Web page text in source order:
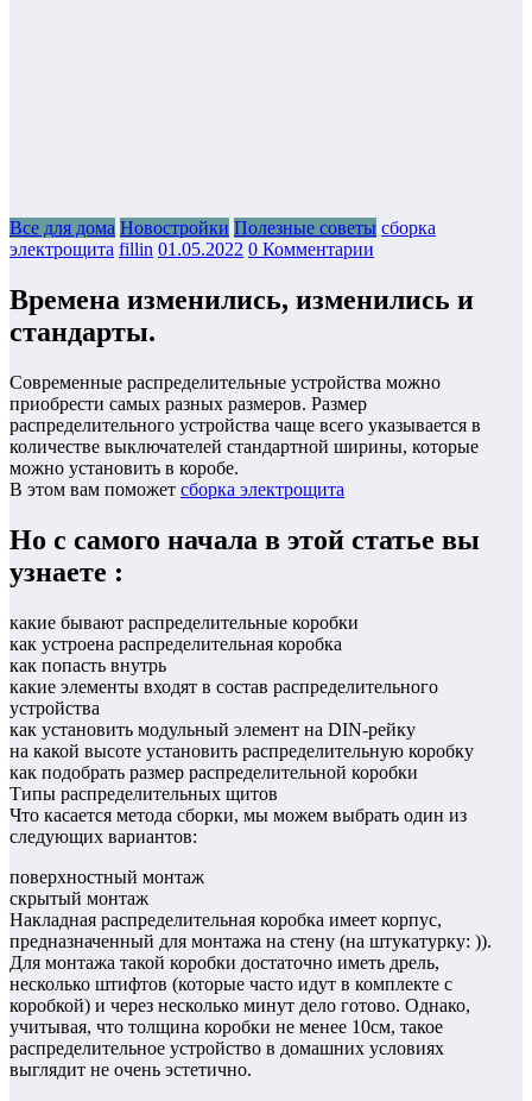
Все для дома Новостройки Полезные советы сборка
электрощита fillin 01.05.2022 0 Комментарии
Времена изменились, изменились и
стандарты.
Современные распределительные устройства можно
приобрести самых разных размеров. Размер
распределительного устройства чаще всего указывается в
количестве выключателей стандартной ширины, которые
можно установить в коробе.
В этом вам поможет сборка электрощита
Но с самого начала в этой статье вы
узнаете :
какие бывают распределительные коробки
как устроена распределительная коробка
как попасть внутрь
какие элементы входят в состав распределительного
устройства
как установить модульный элемент на DIN-рейку
на какой высоте установить распределительную коробку
как подобрать размер распределительной коробки
Типы распределительных щитов
Что касается метода сборки, мы можем выбрать один из
следующих вариантов:
поверхностный монтаж
скрытый монтаж
Накладная распределительная коробка имеет корпус,
предназначенный для монтажа на стену (на штукатурку: )).
Для монтажа такой коробки достаточно иметь дрель,
несколько штифтов (которые часто идут в комплекте с
коробкой) и через несколько минут дело готово. Однако,
учитывая, что толщина коробки не менее 10см, такое
распределительное устройство в домашних условиях
выглядит не очень эстетично.